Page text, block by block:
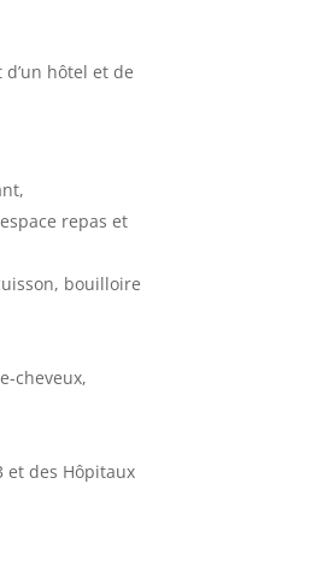
hôtel et de
repas et
bouilloire
cheveux,
et des Hôpitaux